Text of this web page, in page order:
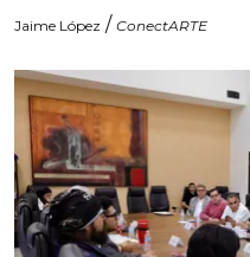
Jaime López / ConectARTE